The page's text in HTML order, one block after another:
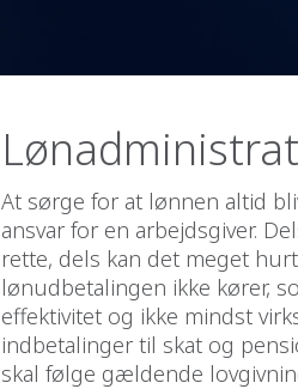
At sørge for at lønnen altid
ansvar for en arbejdsgiver.
rette, dels kan det meget
lønudbetalingen ikke kører,
effektivitet og ikke mindst
indbetalinger til skat og
skal følge gældende